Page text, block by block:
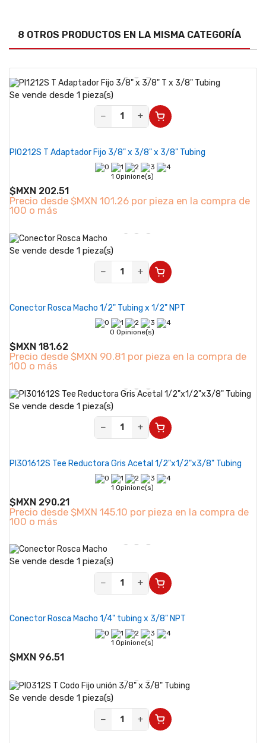
8 OTROS PRODUCTOS EN LA MISMA CATEGORÍA
Se vende desde 1 pieza(s)
−
+
PI0212S T Adaptador Fijo 3/8" x 3/8" x 3/8" Tubing
1 Opinione(s)
$MXN 202.51
Precio desde $MXN 101.26 por pieza en la compra de
100 o más
Se vende desde 1 pieza(s)
−
+
Conector Rosca Macho 1/2" Tubing x 1/2" NPT
0 Opinione(s)
$MXN 181.62
Precio desde $MXN 90.81 por pieza en la compra de
100 o más
Se vende desde 1 pieza(s)
−
+
PI301612S Tee Reductora Gris Acetal 1/2"x1/2"x3/8" Tubing
1 Opinione(s)
$MXN 290.21
Precio desde $MXN 145.10 por pieza en la compra de
100 o más
Se vende desde 1 pieza(s)
−
+
Conector Rosca Macho 1/4" tubing x 3/8" NPT
1 Opinione(s)
$MXN 96.51
Se vende desde 1 pieza(s)
−
+